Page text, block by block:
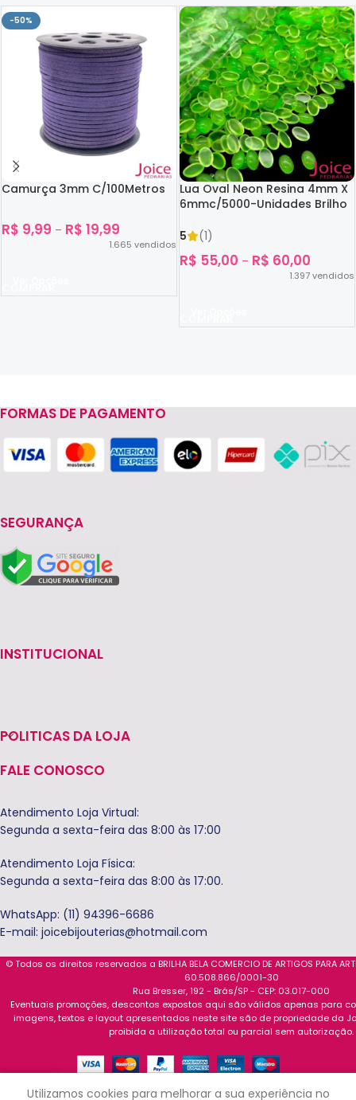
-50%
Camurça 3mm C/100Metros
R$ 9,99 – R$ 19,99
1.665 vendidos
Lua Oval Neon Resina 4mm X
6mmc/5000-Unidades Brilho
5
(1)
R$ 55,00 – R$ 60,00
1.397vendidos
Read more
FORMAS DE PAGAMENTO
SEGURANÇA
INSTITUCIONAL
POLITICAS DA LOJA
FALE CONOSCO
Atendimento Loja Virtual:
Segunda a sexta-feira das 8:00 às 17:00
Atendimento Loja Física:
Segunda a sexta-feira das 8:00 às 17:00.
WhatsApp: (11) 94396-6686
E-mail: joicebijouterias@hotmail.com
© Todos os direitos reservados a BRILHA BELA COMERCIO DE ARTIGOS PARA
60.508.866/0001-30
Rua Bresser, 192 - Brás/SP - CEP: 03.017-000
Eventuais promoções, descontos expostos aqui são válidos apenas para
imagens, textos e layout apresentados neste site são de propriedade da
proibida a utilização total ou parcial sem autorização.
Utilizamos cookies para melhorar a sua experiência no